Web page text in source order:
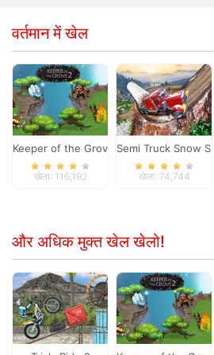
वर्तमान में खेल
Keeper of the Grove 2
खेला: 116,192
Semi Truck Snow
खेला: 74,744
और अधिक मुक्त खेल खेलो!